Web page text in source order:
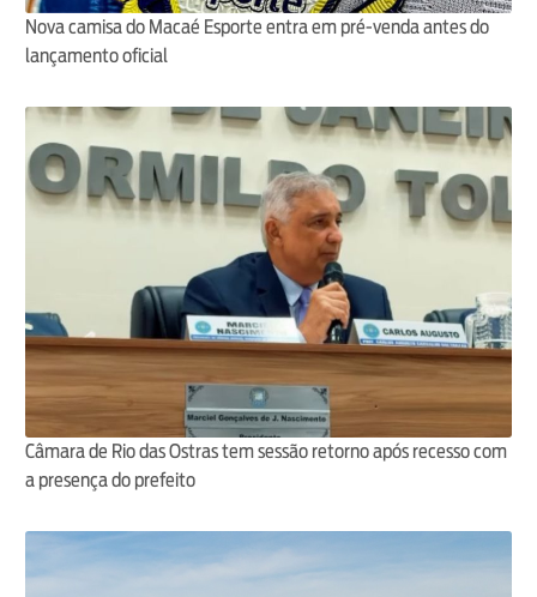
Nova camisa do Macaé Esporte entra em pré-venda antes do
lançamento oficial
Câmara de Rio das Ostras tem sessão retorno após recesso com
a presença do prefeito